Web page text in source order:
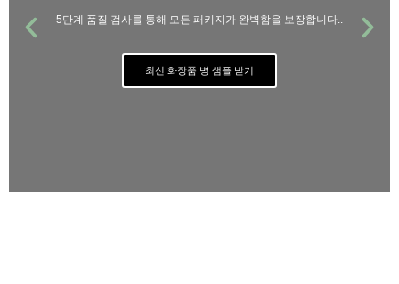
5단계 품질 검사를 통해 모든 패키지가 완벽함을 보장합니다..
최신 화장품 병 샘플 받기